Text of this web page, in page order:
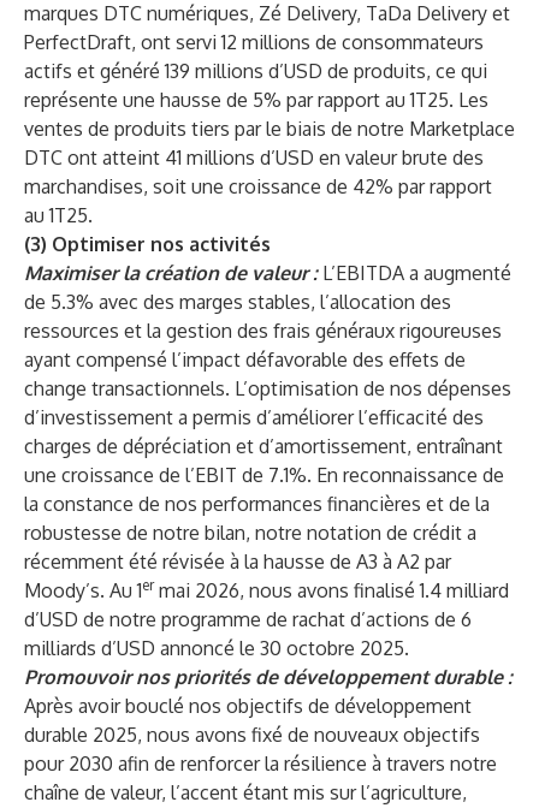
marques DTC numériques, Zé Delivery, TaDa Delivery et
PerfectDraft, ont servi 12 millions de consommateurs
actifs et généré 139 millions d’USD de produits, ce qui
représente une hausse de 5% par rapport au 1T25. Les
ventes de produits tiers par le biais de notre Marketplace
DTC ont atteint 41 millions d’USD en valeur brute des
marchandises, soit une croissance de 42% par rapport
au 1T25.
(3) Optimiser nos activités
Maximiser la création de valeur : L’EBITDA a augmenté
de 5.3% avec des marges stables, l’allocation des
ressources et la gestion des frais généraux rigoureuses
ayant compensé l’impact défavorable des effets de
change transactionnels. L’optimisation de nos dépenses
d’investissement a permis d’améliorer l’efficacité des
charges de dépréciation et d’amortissement, entraînant
une croissance de l’EBIT de 7.1%. En reconnaissance de
la constance de nos performances financières et de la
robustesse de notre bilan, notre notation de crédit a
récemment été révisée à la hausse de A3 à A2 par
Moody’s. Au 1ermai 2026, nous avons finalisé 1.4 milliard
d’USD de notre programme de rachat d’actions de 6
milliards d’USD annoncé le 30 octobre 2025.
Promouvoir nos priorités de développement durable :
Après avoir bouclé nos objectifs de développement
durable 2025, nous avons fixé de nouveaux objectifs
pour 2030 afin de renforcer la résilience à travers notre
chaîne de valeur, l’accent étant mis sur l’agriculture,